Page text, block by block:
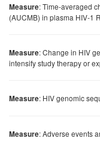
Measure: Time-averaged
(AUCMB) in plasma HIV-1
Measure: Change in HIV
intensify study therapy or
Measure: HIV genomic
Measure: Adverse events